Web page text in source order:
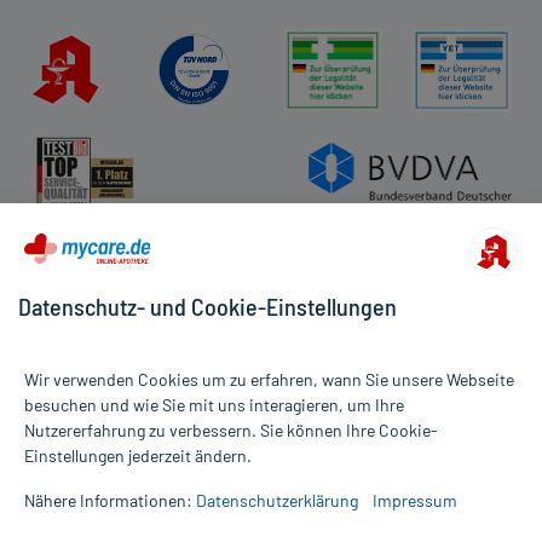
Alle Preise gelten inkl. MwSt., ggf. zzgl. Versandkosten
Informationen auf dieser Website werden ausschließlich für
die Untersuchung und Behandlung durch einen Arzt. Bitte
Datenschutz- und Cookie-Einstellungen
Wir verwenden Cookies um zu erfahren, wann Sie unsere Webseite
besuchen und wie Sie mit uns interagieren, um Ihre
Nutzererfahrung zu verbessern. Sie können Ihre Cookie-
Einstellungen jederzeit ändern.
Nähere Informationen: Datenschutzerklärung Impressum